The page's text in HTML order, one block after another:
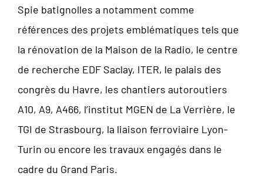
Spie batignolles a notamment comme
références des projets emblématiques tels que
la rénovation de la Maison de la Radio, le centre
de recherche EDF Saclay, ITER, le palais des
congrès du Havre, les chantiers autoroutiers
A10, A9, A466, l’institut MGEN de La Verrière, le
TGI de Strasbourg, la liaison ferroviaire Lyon-
Turin ou encore les travaux engagés dans le
cadre du Grand Paris.